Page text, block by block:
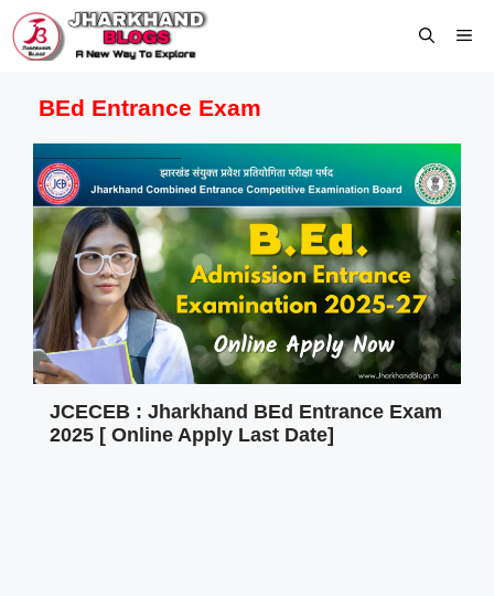
Skip
to
content
BEd Entrance Exam
JCECEB : Jharkhand BEd Entrance Exam
2025 [ Online Apply Last Date]